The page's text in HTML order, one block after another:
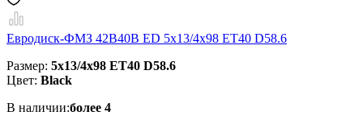
Евродиск-ФМЗ 42B40B ED 5x13/4x98 ЕТ40 D58.6
Размер: 5x13/4x98 ЕТ40 D58.6
Цвет: Black
В наличии:более 4